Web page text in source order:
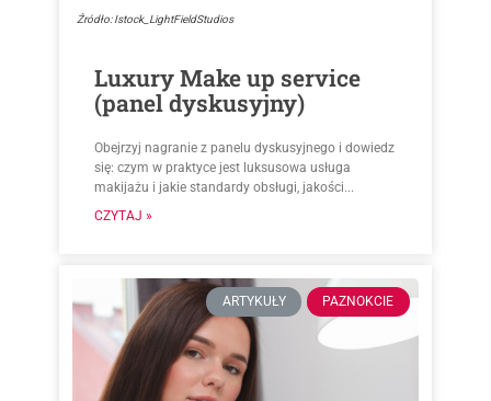
Źródło: Istock_LightFieldStudios
Luxury Make up service
(panel dyskusyjny)
Obejrzyj nagranie z panelu dyskusyjnego i dowiedz
się: czym w praktyce jest luksusowa usługa
makijażu i jakie standardy obsługi, jakości...
CZYTAJ »
ARTYKUŁY PAZNOKCIE